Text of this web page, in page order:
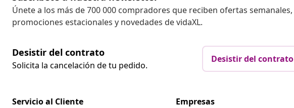
Únete a los más de 700 000 compradores que reciben ofertas semanales,
promociones estacionales y novedades de vidaXL.
Desistir del contrato
Solicita la cancelación de tu pedido.
Desistir del contrato
Servicio al Cliente
Empresas